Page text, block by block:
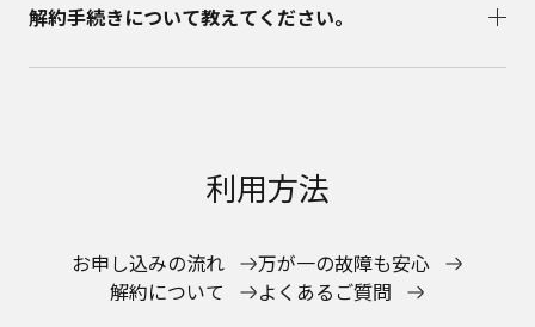
解約手続きについて教えてください。
利用方法
お申し込みの流れ
万が一の故障も安心
解約について
よくあるご質問